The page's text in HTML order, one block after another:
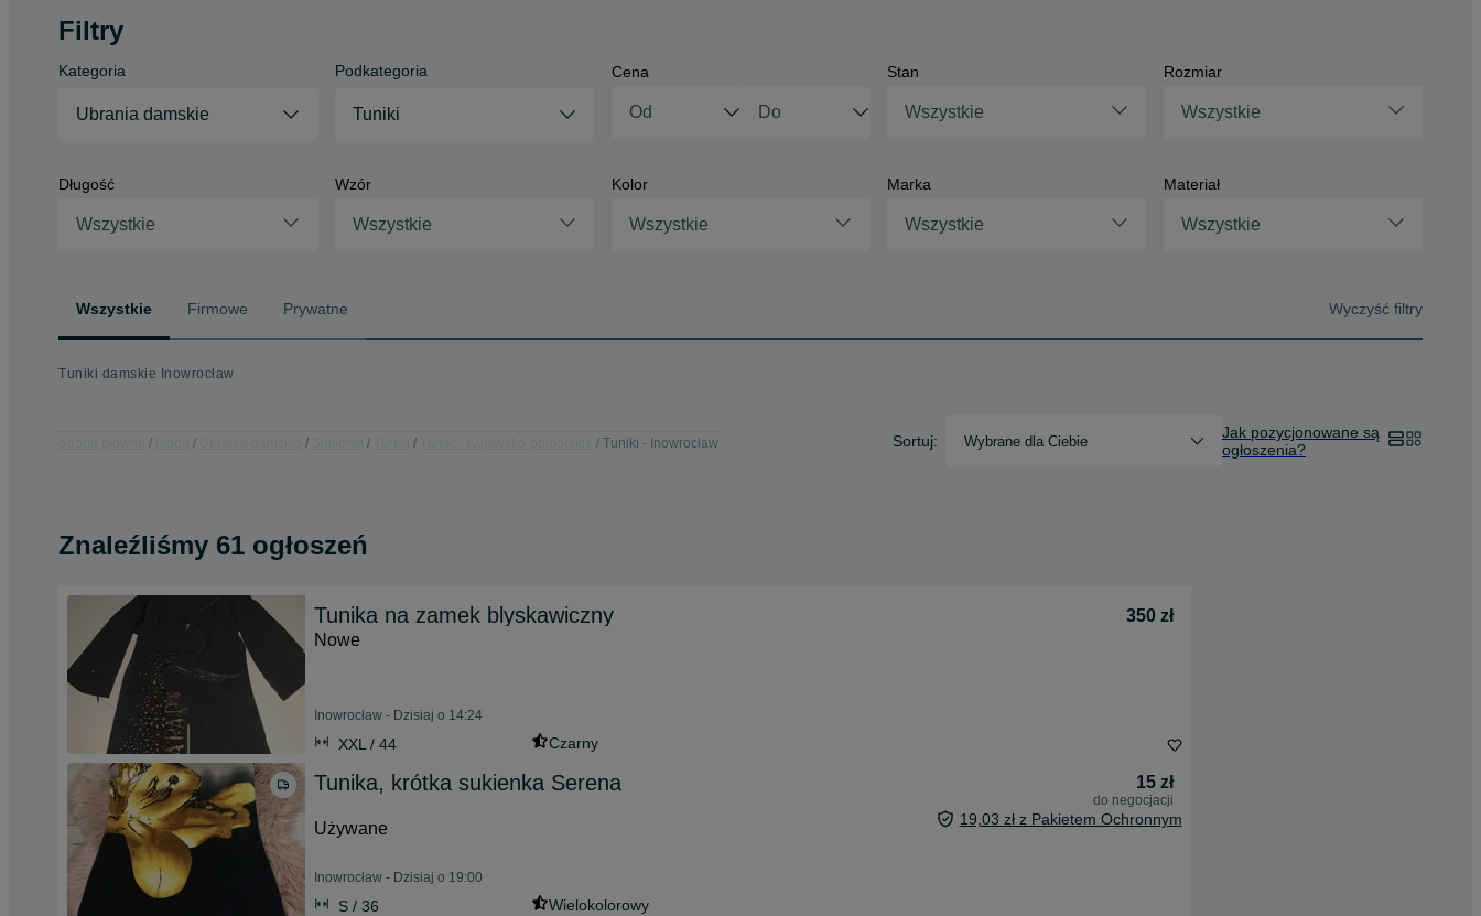
Filtry
Kategoria
Ubrania damskie
Podkategoria
Tuniki
Cena Stan
Wszystkie
Rozmiar
Wszystkie
Długość
Wszystkie
Wzór
Wszystkie
Kolor
Wszystkie
Marka
Wszystkie
Materiał
Wszystkie
Wszystkie Firmowe Prywatne Wyczyść filtry
Tuniki damskie Inowrocław
Tuniki - Inowrocław Sortuj: Wybrane dla Ciebie
Jak pozycjonowane są
ogłoszenia?
Znaleźliśmy 61 ogłoszeń
Tunika na zamek blyskawiczny
350 zł
Nowe
Inowrocław - Dzisiaj o 14:24
XXL / 44 Czarny
Tunika, krótka sukienka Serena 15 zł
do negocjacji
Używane 19,03 zł z Pakietem Ochronnym
Inowrocław - Dzisiaj o 19:00
S / 36
Wielokolorowy